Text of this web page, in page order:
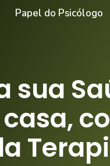
Papel do Psicólogo
sua